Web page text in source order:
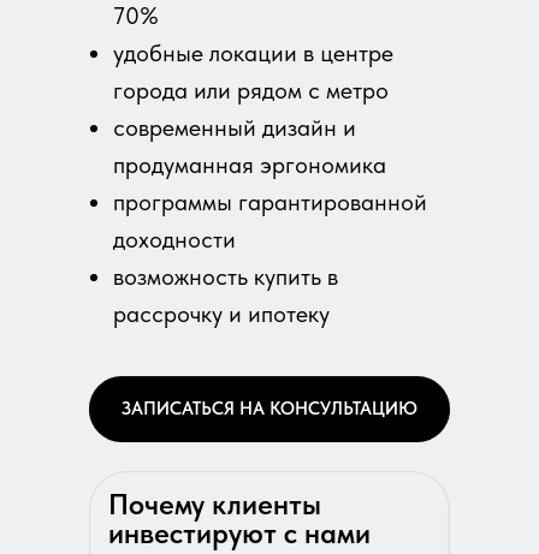
Почему клиенты
инвестируют с нами
70%
удобные локации в центре
города или рядом с метро
современный дизайн и
продуманная эргономика
программы гарантированной
доходности
возможность купить в
рассрочку и ипотеку
ЗАПИСАТЬСЯ НА КОНСУЛЬТАЦИЮ